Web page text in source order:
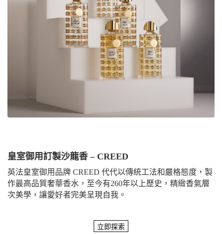
皇室御用訂製沙龍香 – CREED
英法皇室御用品牌 CREED 代代以傳統工法和嚴格態度，製
作最高品質奢華香水，至今有260年以上歷史，精緻香氣層
次美學，讓愛好者完美呈現自我。